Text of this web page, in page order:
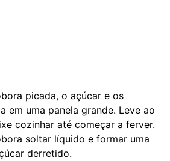
picada, o açúcar e os
em uma panela grande. Leve ao
cozinhar até começar a ferver.
soltar líquido e formar uma
derretido.